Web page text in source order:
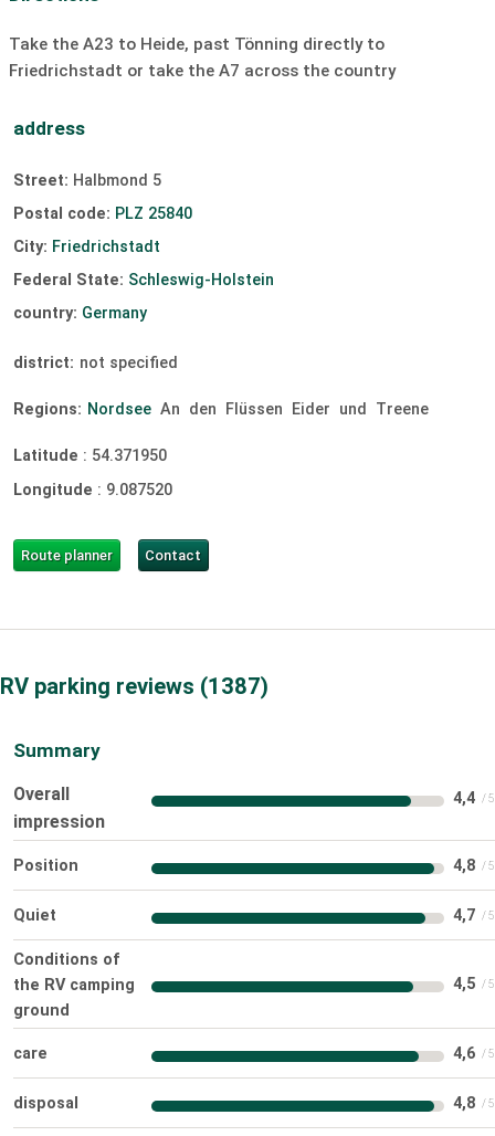
Take the A23 to Heide, past Tönning directly to
Friedrichstadt or take the A7 across the country
address
Street: Halbmond 5
Postal code: PLZ 25840
City: Friedrichstadt
Federal State: Schleswig-Holstein
country: Germany
district: not specified
Regions: Nordsee An den Flüssen Eider und Treene
Latitude : 54.371950
Longitude : 9.087520
Route planner Contact
RV parking reviews 1387
Summary
Overall
impression
4,4
Position 4,8
Quiet 4,7
Conditions of
the RV camping
ground
4,5
care 4,6
disposal 4,8